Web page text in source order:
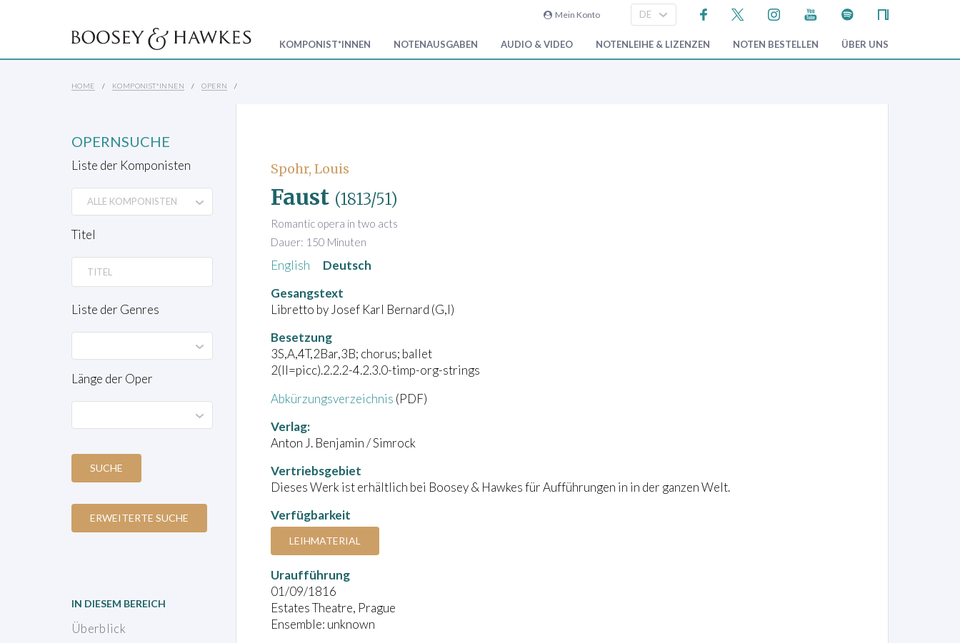
Mein Konto
KOMPONIST*INNEN NOTENAUSGABEN AUDIO & VIDEO NOTENLEIHE & LIZENZEN NOTEN BESTELLEN ÜBER UNS
HOME KOMPONIST*INNEN OPERN
OPERNSUCHE
Liste der Komponisten
Titel
Liste der Genres
Länge der Oper
SUCHE
ERWEITERTE SUCHE
IN DIESEM BEREICH
Überblick
Spohr, Louis
Faust (1813/51)
Romantic opera in two acts
Dauer: 150 Minuten
English
Deutsch
Gesangstext
Libretto by Josef Karl Bernard (G,I)
Besetzung
3S,A,4T,2Bar,3B; chorus; ballet
2(II=picc).2.2.2-4.2.3.0-timp-org-strings
Abkürzungsverzeichnis (PDF)
Verlag:
Anton J. Benjamin / Simrock
Vertriebsgebiet
Dieses Werk ist erhältlich bei Boosey & Hawkes für Aufführungen in in der ganzen Welt.
Verfügbarkeit
LEIHMATERIAL
Uraufführung
01/09/1816
Estates Theatre, Prague
Ensemble: unknown